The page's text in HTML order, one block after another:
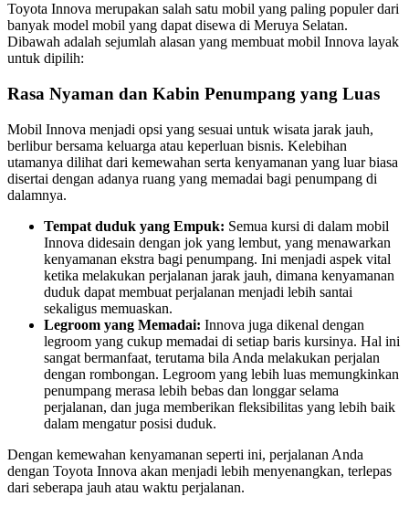
Toyota Innova merupakan salah satu mobil yang paling populer dari
banyak model mobil yang dapat disewa di Meruya Selatan.
Dibawah adalah sejumlah alasan yang membuat mobil Innova layak
untuk dipilih:
Rasa Nyaman dan Kabin Penumpang yang Luas
Mobil Innova menjadi opsi yang sesuai untuk wisata jarak jauh,
berlibur bersama keluarga atau keperluan bisnis. Kelebihan
utamanya dilihat dari kemewahan serta kenyamanan yang luar biasa
disertai dengan adanya ruang yang memadai bagi penumpang di
dalamnya.
Tempat duduk yang Empuk: Semua kursi di dalam mobil
Innova didesain dengan jok yang lembut, yang menawarkan
kenyamanan ekstra bagi penumpang. Ini menjadi aspek vital
ketika melakukan perjalanan jarak jauh, dimana kenyamanan
duduk dapat membuat perjalanan menjadi lebih santai
sekaligus memuaskan.
Legroom yang Memadai: Innova juga dikenal dengan
legroom yang cukup memadai di setiap baris kursinya. Hal ini
sangat bermanfaat, terutama bila Anda melakukan perjalan
dengan rombongan. Legroom yang lebih luas memungkinkan
penumpang merasa lebih bebas dan longgar selama
perjalanan, dan juga memberikan fleksibilitas yang lebih baik
dalam mengatur posisi duduk.
Dengan kemewahan kenyamanan seperti ini, perjalanan Anda
dengan Toyota Innova akan menjadi lebih menyenangkan, terlepas
dari seberapa jauh atau waktu perjalanan.